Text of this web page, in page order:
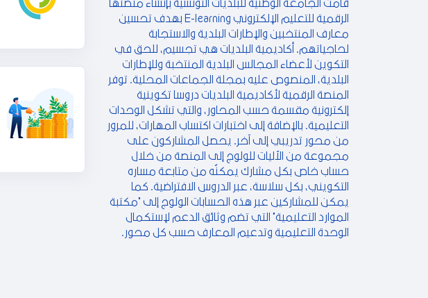
قامت الجامعة الوطنية للبلديات التونسية بإنشاء منصتها
الرقمية للتعليم الإلكتروني E-learning بهدف تحسين
معارف المنتخبين والإطارات البلدية والاستجابة
لحاجياتهم. أكاديمية البلديات هي تجسيم، للحق في
التكوين لأعضاء المجالس البلدية المنتخبة وللإطارات
البلدية، المنصوص عليه بمجلة الجماعات المحلية. توفر
المنصة الرقمية لأكاديمية البلديات دروسا تكوينية
إلكترونية مقسمة حسب المحاور، والتي تشكل الوحدات
التعليمية. بالإضافة إلى اختبارات اكتساب المهارات، للمرور
من محور تدريبي إلى آخر. يحصل المشاركون على
مجموعة من الآليات للولوج إلى المنصة من خلال
حساب خاص بكل مشارك يمكنّه من متابعة مساره
التكويني، بكل سلاسة، عبر الدروس الافتراضية. كما
يمكن للمشاركين عبر هذه الحسابات الولوج إلى "مكتبة
الموارد التعليمية" التي تضم وثائق الدعم لإستكمال
الوحدة التعليمية وتدعيم المعارف حسب كل محور.